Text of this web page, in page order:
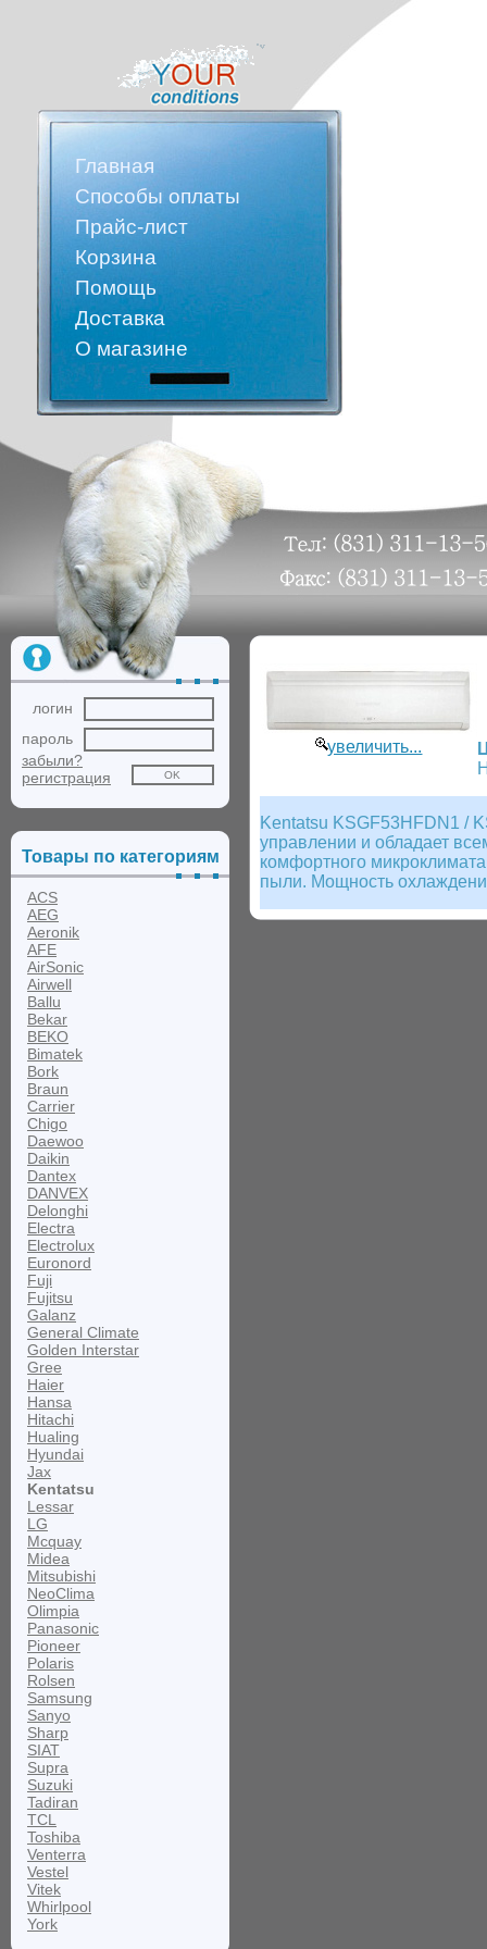
Главная
Способы оплаты
Прайс-лист
Корзина
Помощь
Доставка
О магазине
логин
пароль
забыли?
регистрация
Товары по категориям
ACS
AEG
Aeronik
AFE
AirSonic
Airwell
Ballu
Bekar
BEKO
Bimatek
Bork
Braun
Carrier
Chigo
Daewoo
Daikin
Dantex
DANVEX
Delonghi
Electra
Electrolux
Euronord
Fuji
Fujitsu
Galanz
General Climate
Golden Interstar
Gree
Haier
Hansa
Hitachi
Hualing
Hyundai
Jax
Kentatsu
Lessar
LG
Mcquay
Midea
Mitsubishi
NeoClima
Olimpia
Panasonic
Pioneer
Polaris
Rolsen
Samsung
Sanyo
Sharp
SIAT
Supra
Suzuki
Tadiran
TCL
Toshiba
Venterra
Vestel
Vitek
Whirlpool
York
увеличить...
Kentatsu KSGF53HFDN1 /
управлении и обладает
комфортного
пыли. Мощность